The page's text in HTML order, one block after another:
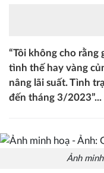
“Tôi không cho rằng
tình thế hay vàng
nâng lãi suất. Tình
đến tháng 3/2023”...
Ảnh